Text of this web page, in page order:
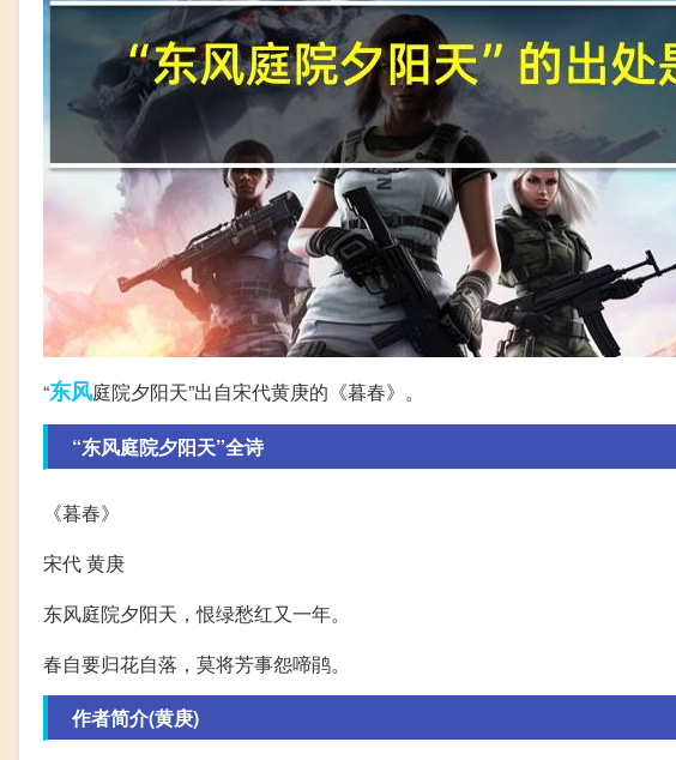
“东风庭院夕阳天”出自宋代黄庚的《暮春》。
“东风庭院夕阳天”全诗
《暮春》
宋代 黄庚
东风庭院夕阳天，恨绿愁红又一年。
春自要归花自落，莫将芳事怨啼鹃。
作者简介(黄庚)